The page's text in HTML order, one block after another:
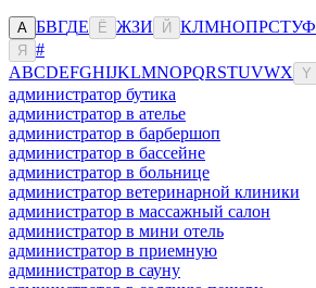
А БВГДЕ Ё ЖЗИ Й КЛМНОПРСТУФ
Я
#
ABCDEFGHIJKLMNOPQRSTUVWX Y
администратор бутика
администратор в ателье
администратор в барбершоп
администратор в бассейне
администратор в больнице
администратор ветеринарной клиники
администратор в массажный салон
администратор в мини отель
администратор в приемную
администратор в сауну